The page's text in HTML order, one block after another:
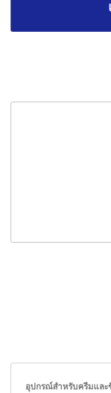
อุปกรณ์สำหรับครีมแล